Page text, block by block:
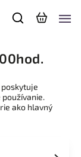
ako hlavný